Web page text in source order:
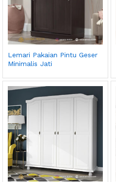
Lemari Pakaian Pintu Geser
Minimalis Jati